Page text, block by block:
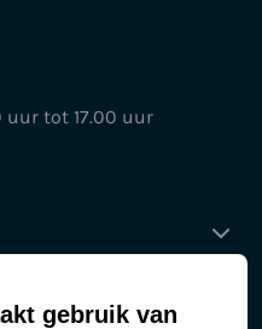
gebruik van
tot 17.00 uur